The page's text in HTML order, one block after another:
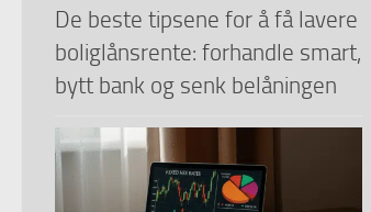
De beste tipsene for å få lavere
boliglånsrente: forhandle smart,
bytt bank og senk belåningen